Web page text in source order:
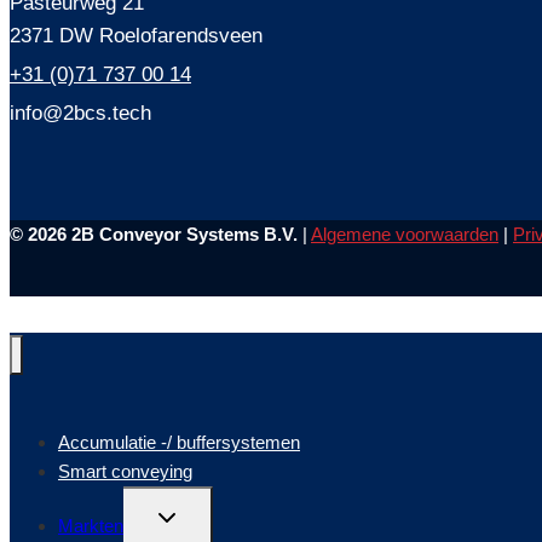
2371 DW Roelofarendsveen
+31 (0)71 737 00 14
info@2bcs.tech
© 2026 2B Conveyor Systems B.V. | Algemene voorwaarden |
Accumulatie -/ buffersystemen
Smart conveying
Markten
Toggle